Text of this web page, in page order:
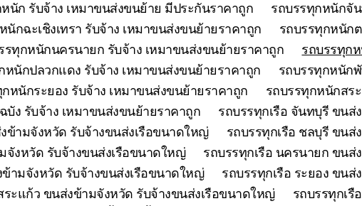
นัก รับจ้าง เหมาขนส่งขนย้าย มีประกันราคาถูก
รถบรรทุกหนักจั
นักฉะเชิงเทรา รับจ้าง เหมาขนส่งขนย้ายราคาถูก
รถบรรทุกหนัก
รทุกหนักนครนายก รับจ้าง เหมาขนส่งขนย้ายราคาถูก
รถบรรทุก
หนักปลวกแดง รับจ้าง เหมาขนส่งขนย้ายราคาถูก
รถบรรทุกหนัก
หนักระยอง รับจ้าง เหมาขนส่งขนย้ายราคาถูก
รถบรรทุกหนักสร
ง รับจ้าง เหมาขนส่งขนย้ายราคาถูก
รถบรรทุกเรือ จันทบุรี ขน
งข้ามจังหวัด รับจ้างขนส่งเรือขนาดใหญ่
รถบรรทุกเรือ ชลบุรี ขน
จังหวัด รับจ้างขนส่งเรือขนาดใหญ่
รถบรรทุกเรือ นครนายก ขน
ามจังหวัด รับจ้างขนส่งเรือขนาดใหญ่
รถบรรทุกเรือ ระยอง ขน
ระแก้ว ขนส่งข้ามจังหวัด รับจ้างขนส่งเรือขนาดใหญ่
รถบรรทุกเ